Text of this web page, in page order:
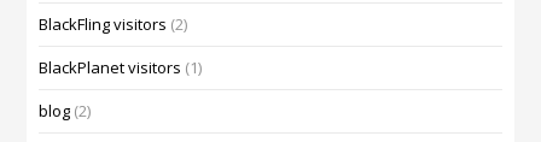
BlackFling visitors (2)
BlackPlanet visitors (1)
blog (2)